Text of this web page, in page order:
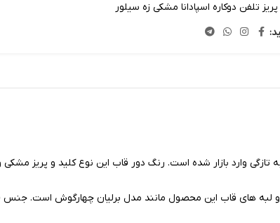
پریز تلفن دوکاره اسپادانا مشکی زه سیلور
وارد بازار شده است. رنگ دور قاب این نوع کلید و پریز
و لبه های قاب این محصول مانند مدل برلیان چهارگوش است. جنس